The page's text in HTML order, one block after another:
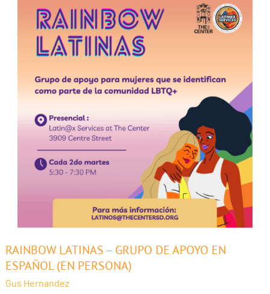
RAINBOW LATINAS – GRUPO DE APOYO EN
ESPAÑOL (EN PERSONA)
Gus Hernandez
Rainbow
Latinas
Grupo